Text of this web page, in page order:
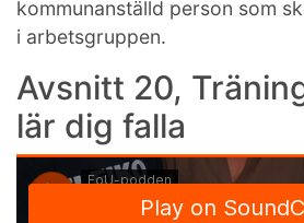
kommunanställd person som
i arbetsgruppen.
Avsnitt 20,
lär dig falla